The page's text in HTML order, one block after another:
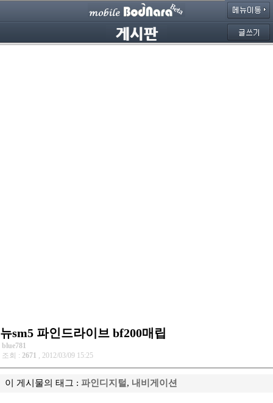
뉴sm5 파인드라이브 bf200매립
blue781
조회 : 2671 , 2012/03/09 15:25
이 게시물의 태그 : 파인디지털 , 내비게이션